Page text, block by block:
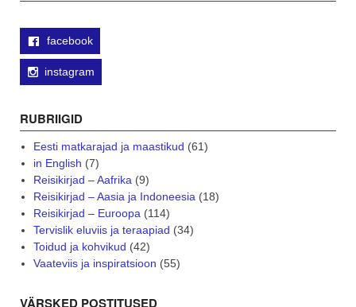
facebook
instagram
RUBRIIGID
Eesti matkarajad ja maastikud (61)
in English (7)
Reisikirjad – Aafrika(9)
Reisikirjad – Aasia ja Indoneesia(18)
Reisikirjad – Euroopa(114)
Tervislik eluviis ja teraapiad (34)
Toidud ja kohvikud (42)
Vaateviis ja inspiratsioon (55)
VÄRSKED POSTITUSED